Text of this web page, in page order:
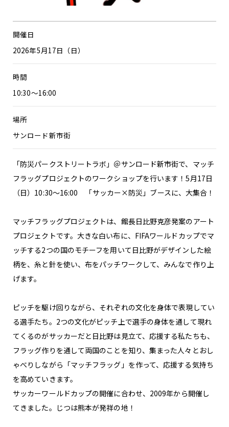
開催日
2026年5月17日（日）
時間
10:30～16:00
場所
サンロード新市街
「防災パークストリートラボ」＠サンロード新市街で、マッチ
フラッグプロジェクトのワークショップを行います！5月17日
（日）10:30～16:00 「サッカー×防災」ブースに、大集合！
マッチフラッグプロジェクトは、館長日比野克彦発案のアート
プロジェクトです。大きな白い布に、FIFAワールドカップでマ
ッチする2つの国のモチーフを用いて日比野がデザインした絵
柄を、糸と針を使い、布をパッチワークして、みんなで作り上
げます。
ピッチを駆け回りながら、それぞれの文化を身体で表現してい
る選手たち。2つの文化がピッチ上で選手の身体を通して現れ
てくるのがサッカーだと日比野は見立て、応援する私たちも、
フラッグ作りを通して両国のことを知り、集まった人々とおし
ゃべりしながら「マッチフラッグ」を作って、応援する気持ち
を高めていきます。
サッカーワールドカップの開催に合わせ、2009年から開催し
てきました。じつは熊本が発祥の地！